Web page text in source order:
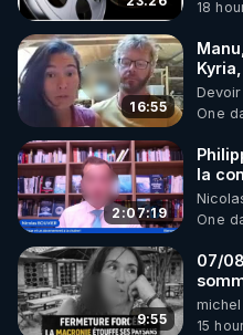
code : REGENERE10
▶ 30 jours gratuit sur
de bien-être ENVOL :
Rendez-vous sur https://
le code : REGENERE
18
16:55
vue
One
2:07:19
la
One
9:55
07/
une
taire
15